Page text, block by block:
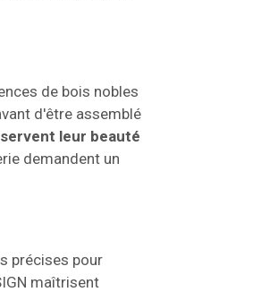
de bois nobles
d'être assemblé
leur beauté
demandent un
précises pour
maîtrisent